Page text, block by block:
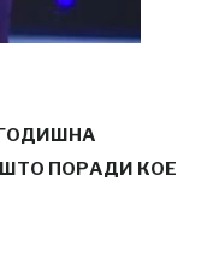
ПОРАДИ КОЕ